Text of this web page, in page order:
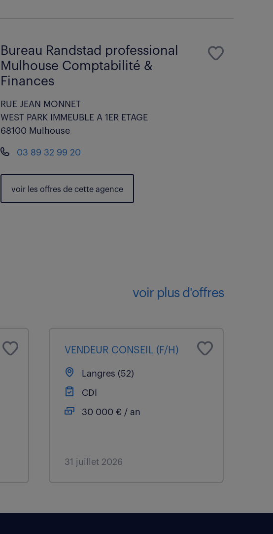
Bureau Randstad professional
Mulhouse Comptabilité &
Finances
RUE JEAN MONNET
WEST PARK IMMEUBLE A 1ER ETAGE
68100 Mulhouse
03 89 32 99 20
voir les offres de cette agence
voir plus d'offres
VENDEUR CONSEIL (F/H)
Langres (52)
CDI
30 000 € / an
31 juillet 2026